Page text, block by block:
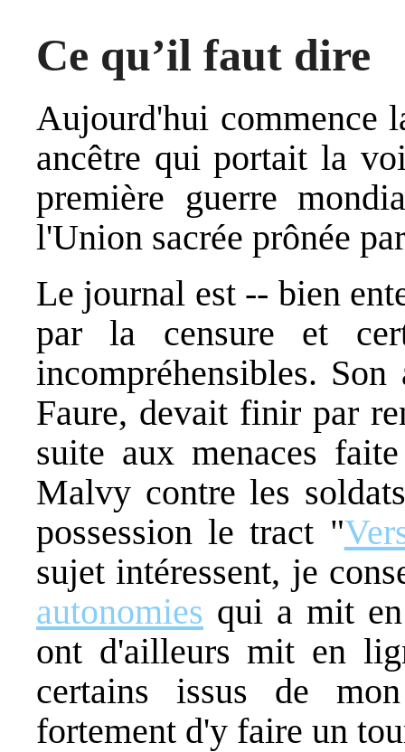
Ce qu’il faut dire
Aujourd'hui commence
ancêtre qui portait la
première guerre
l'Union sacrée prônée
Le journal est -- bien
par la censure et
incompréhensibles.
Faure, devait finir par
suite aux menaces
Malvy contre les
possession le tract "
sujet intéressent, je
autonomies qui a mit
ont d'ailleurs mit en
certains issus de
fortement d'y faire un